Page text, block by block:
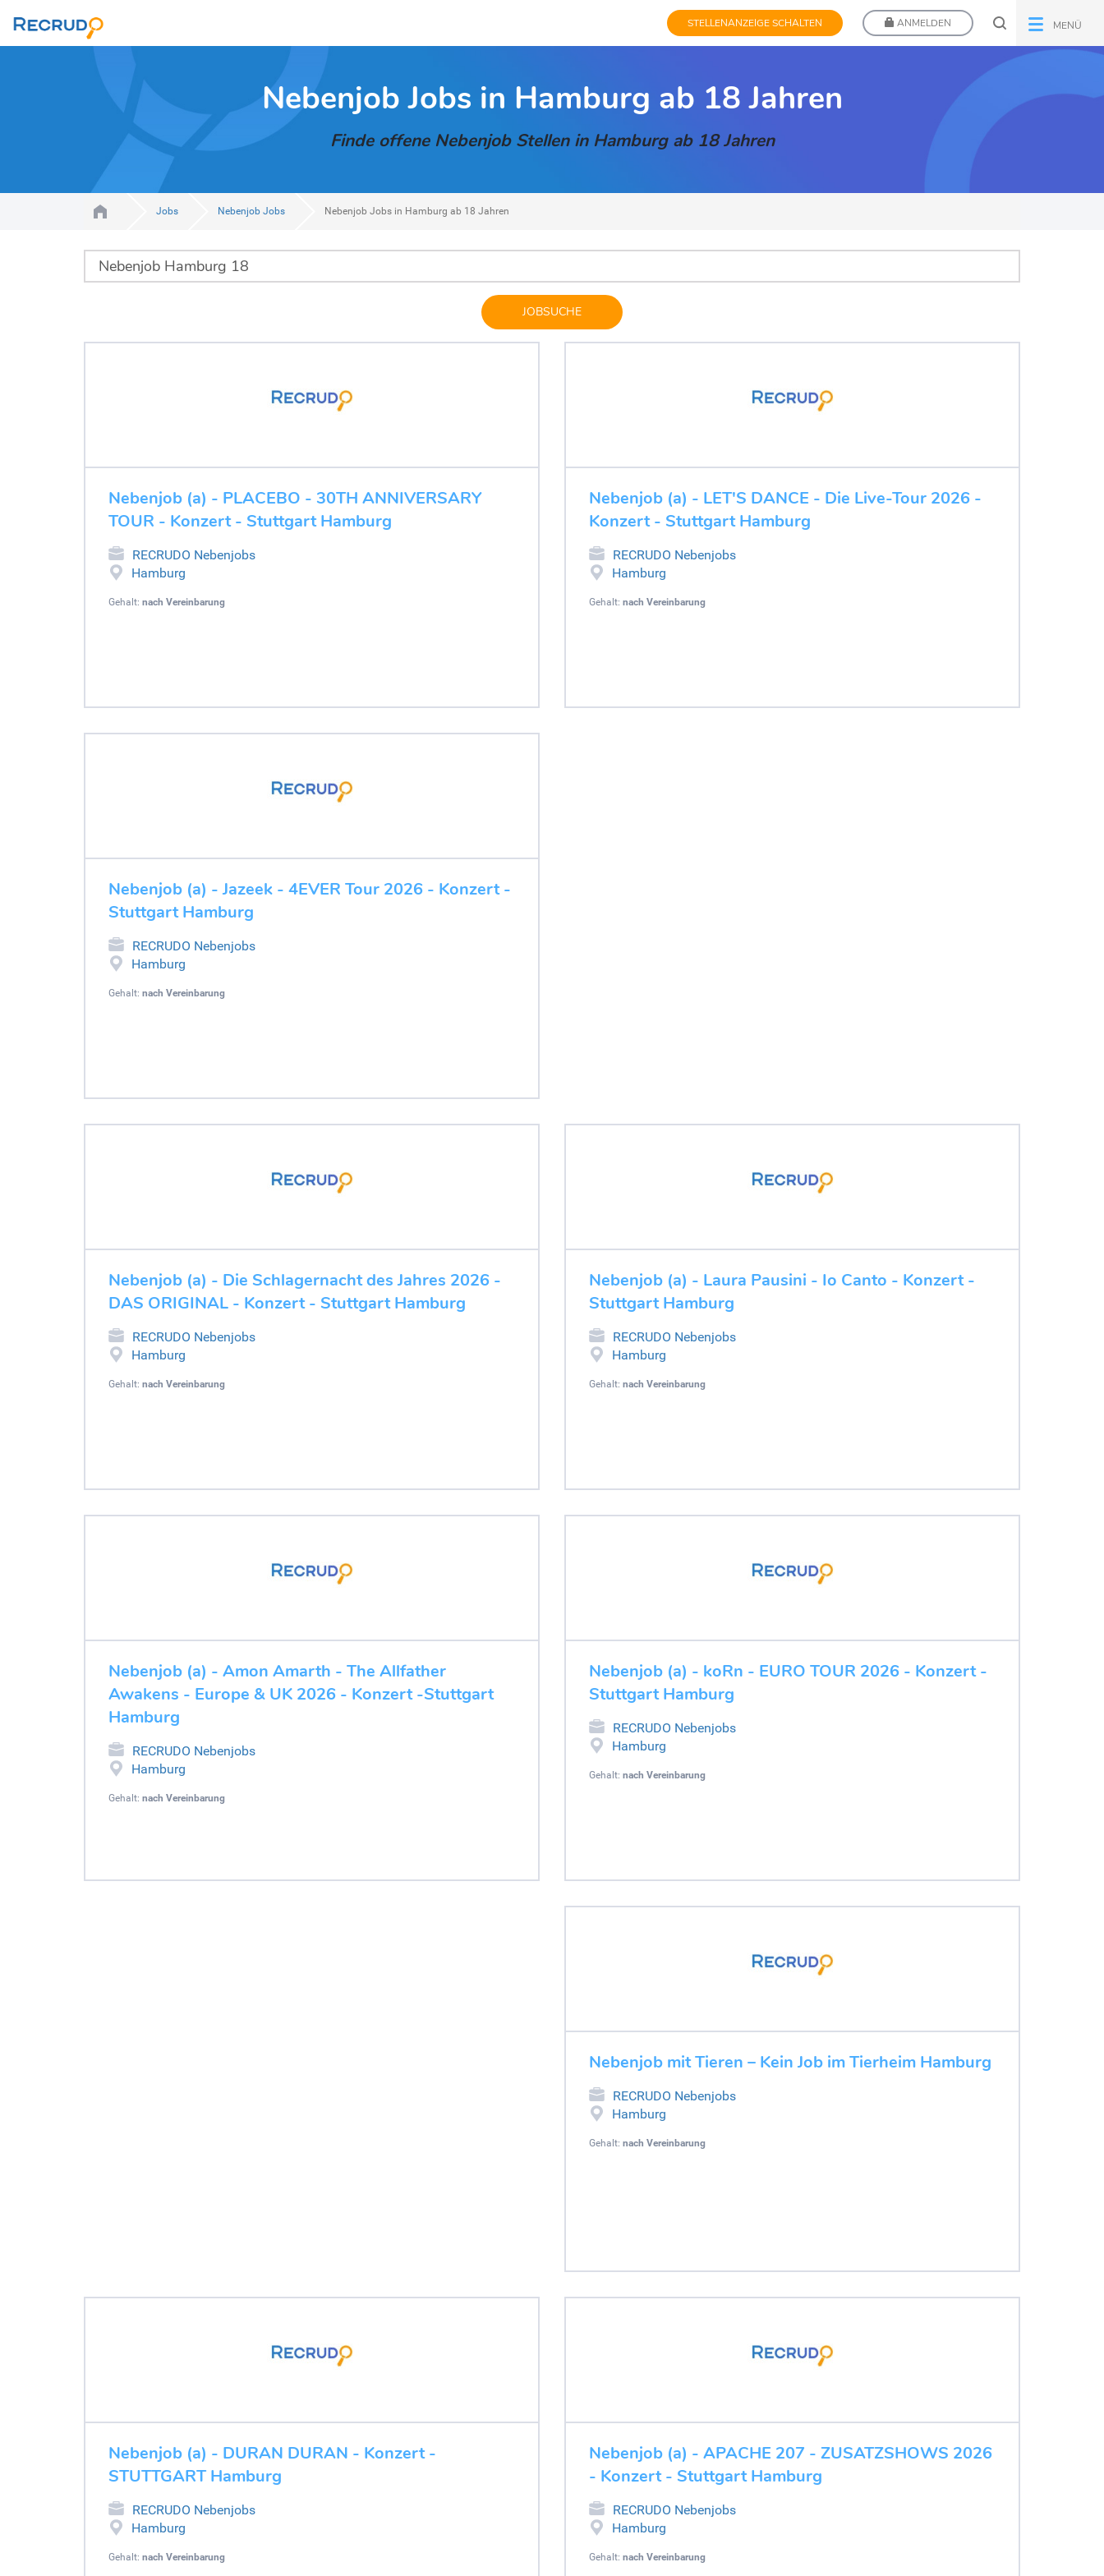
STELLENANZEIGE SCHALTEN ANMELDEN MENÜ
Nebenjob Jobs in Hamburg ab 18 Jahren
Finde offene Nebenjob Stellen in Hamburg ab 18 Jahren
Jobs Nebenjob Jobs Nebenjob Jobs in Hamburg ab 18 Jahren
JOBSUCHE
Nebenjob (a) - PLACEBO - 30TH ANNIVERSARY
TOUR - Konzert - Stuttgart Hamburg
RECRUDO Nebenjobs
Hamburg
Gehalt: nach Vereinbarung
Nebenjob (a) - LET'S DANCE - Die Live-Tour 2026 -
Konzert - Stuttgart Hamburg
RECRUDO Nebenjobs
Hamburg
Gehalt: nach Vereinbarung
Nebenjob (a) - Jazeek - 4EVER Tour 2026 - Konzert -
Stuttgart Hamburg
RECRUDO Nebenjobs
Hamburg
Gehalt: nach Vereinbarung
Nebenjob (a) - Die Schlagernacht des Jahres 2026 -
DAS ORIGINAL - Konzert - Stuttgart Hamburg
RECRUDO Nebenjobs
Hamburg
Gehalt: nach Vereinbarung
Nebenjob (a) - Laura Pausini - Io Canto - Konzert -
Stuttgart Hamburg
RECRUDO Nebenjobs
Hamburg
Gehalt: nach Vereinbarung
Nebenjob (a) - Amon Amarth - The Allfather
Awakens - Europe & UK 2026 - Konzert -Stuttgart
Hamburg
RECRUDO Nebenjobs
Hamburg
Gehalt: nach Vereinbarung
Nebenjob (a) - koRn - EURO TOUR 2026 - Konzert -
Stuttgart Hamburg
RECRUDO Nebenjobs
Hamburg
Gehalt: nach Vereinbarung
Nebenjob mit Tieren – Kein Job im Tierheim Hamburg
RECRUDO Nebenjobs
Hamburg
Gehalt: nach Vereinbarung
Nebenjob (a) - DURAN DURAN - Konzert -
STUTTGART Hamburg
RECRUDO Nebenjobs
Hamburg
Gehalt: nach Vereinbarung
Nebenjob (a) - APACHE 207 - ZUSATZSHOWS 2026
- Konzert - Stuttgart Hamburg
RECRUDO Nebenjobs
Hamburg
Gehalt: nach Vereinbarung